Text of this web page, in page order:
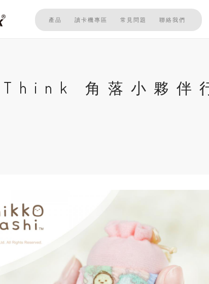
產品 讀卡機專區 常見問題 聯絡我們
角落小夥伴